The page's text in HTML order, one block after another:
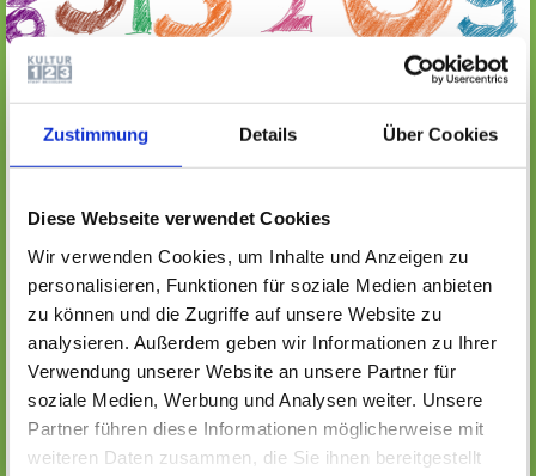
Zustimmung Details Über Cookies
Diese Webseite verwendet Cookies
Wir verwenden Cookies, um Inhalte und Anzeigen zu
personalisieren, Funktionen für soziale Medien anbieten
zu können und die Zugriffe auf unsere Website zu
analysieren. Außerdem geben wir Informationen zu Ihrer
Verwendung unserer Website an unsere Partner für
soziale Medien, Werbung und Analysen weiter. Unsere
Partner führen diese Informationen möglicherweise mit
weiteren Daten zusammen, die Sie ihnen bereitgestellt
Wir bieten Schülerinnen,Schülern und Eltern Ratgeber an,
die sie von der Grundschule bis zum Studium im Fach
Mathematik begleiten.
einsetzen können?
Neben dem umfangreichen Medienbestand der
Stadtbücherei gibt es bei uns zusätzlich ein Angebot von
Büchern, die speziell für den Einsatz im Unterricht
konzipiert sind. Diese Medien orientieren sich an den
Lehrplänen (fast) aller Schulformen und -fächer in Hessen.
Sie sind deshalb passgenau in Ihrem Unterricht einsetzbar.